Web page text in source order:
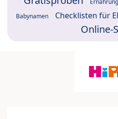
Babynamen Checklisten für
Online-